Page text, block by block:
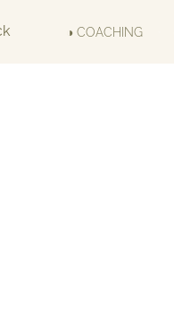
◑ COACHING